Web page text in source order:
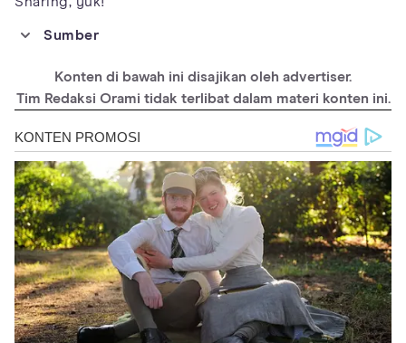
Sumber
https://koreanlovey.com/2022/06/08/upcoming-korean-
dramas-in-july-2022/
Konten di bawah ini disajikan oleh advertiser.
Tim Redaksi Orami tidak terlibat dalam materi konten ini.